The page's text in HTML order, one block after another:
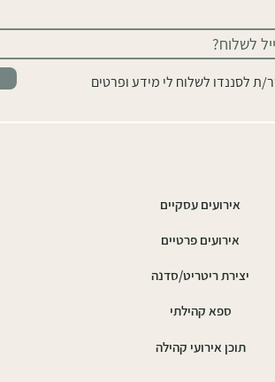
ת לסננדו לשלוח לי מידע ופרטים
אירועים עסקיים
אירועים פרטיים
יצירת ריטריט/סדנה
ספא קהילתי
תוכן אירועי קהילה